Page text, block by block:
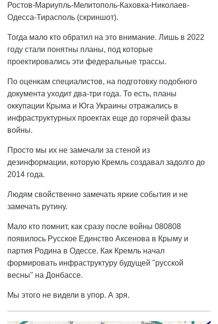
Ростов-Мариупль-Мелитополь-Каховка-Николаев-
Одесса-Тирасполь (скриншот).
Тогда мало кто обратил на это внимание. Лишь в 2022
году стали понятны планы, под которые
проектировались эти федеральные трассы.
По оценкам специалистов, на подготовку подобного
документа уходит два-три года. То есть, планы
оккупации Крыма и Юга Украины отражались в
инфраструктурных проектах еще до горячей фазы
войны.
Просто мы их не замечали за стеной из
дезинформации, которую Кремль создавал задолго до
2014 года.
Людям свойственно замечать яркие события и не
замечать рутину.
Мало кто помнит, как сразу после войны 080808
появилось Русское Единство Аксенова в Крыму и
партия Родина в Одессе. Как Кремль начал
формировать инфраструктуру будущей "русской
весны" на Донбассе.
Мы этого не видели в упор. А зря.